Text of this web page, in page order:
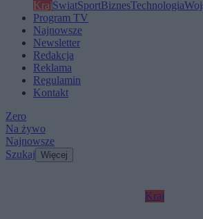
KrajŚwiatSportBiznesTechnologia
Program TV
Najnowsze
Newsletter
Redakcja
Reklama
Regulamin
Kontakt
Zero
Na żywo
Najnowsze
Szukaj Więcej
Kraj